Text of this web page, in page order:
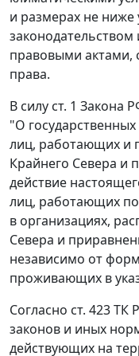
и размерах не ниже
правовыми
права.
В силу ст. 1 Закона
"О
лиц, работающих и
Крайнего Севера и
действие
лиц, работающих
в организациях,
Севера и
независимо от
проживающих в
Согласно ст. 423ТК
законов и иных
действующих на